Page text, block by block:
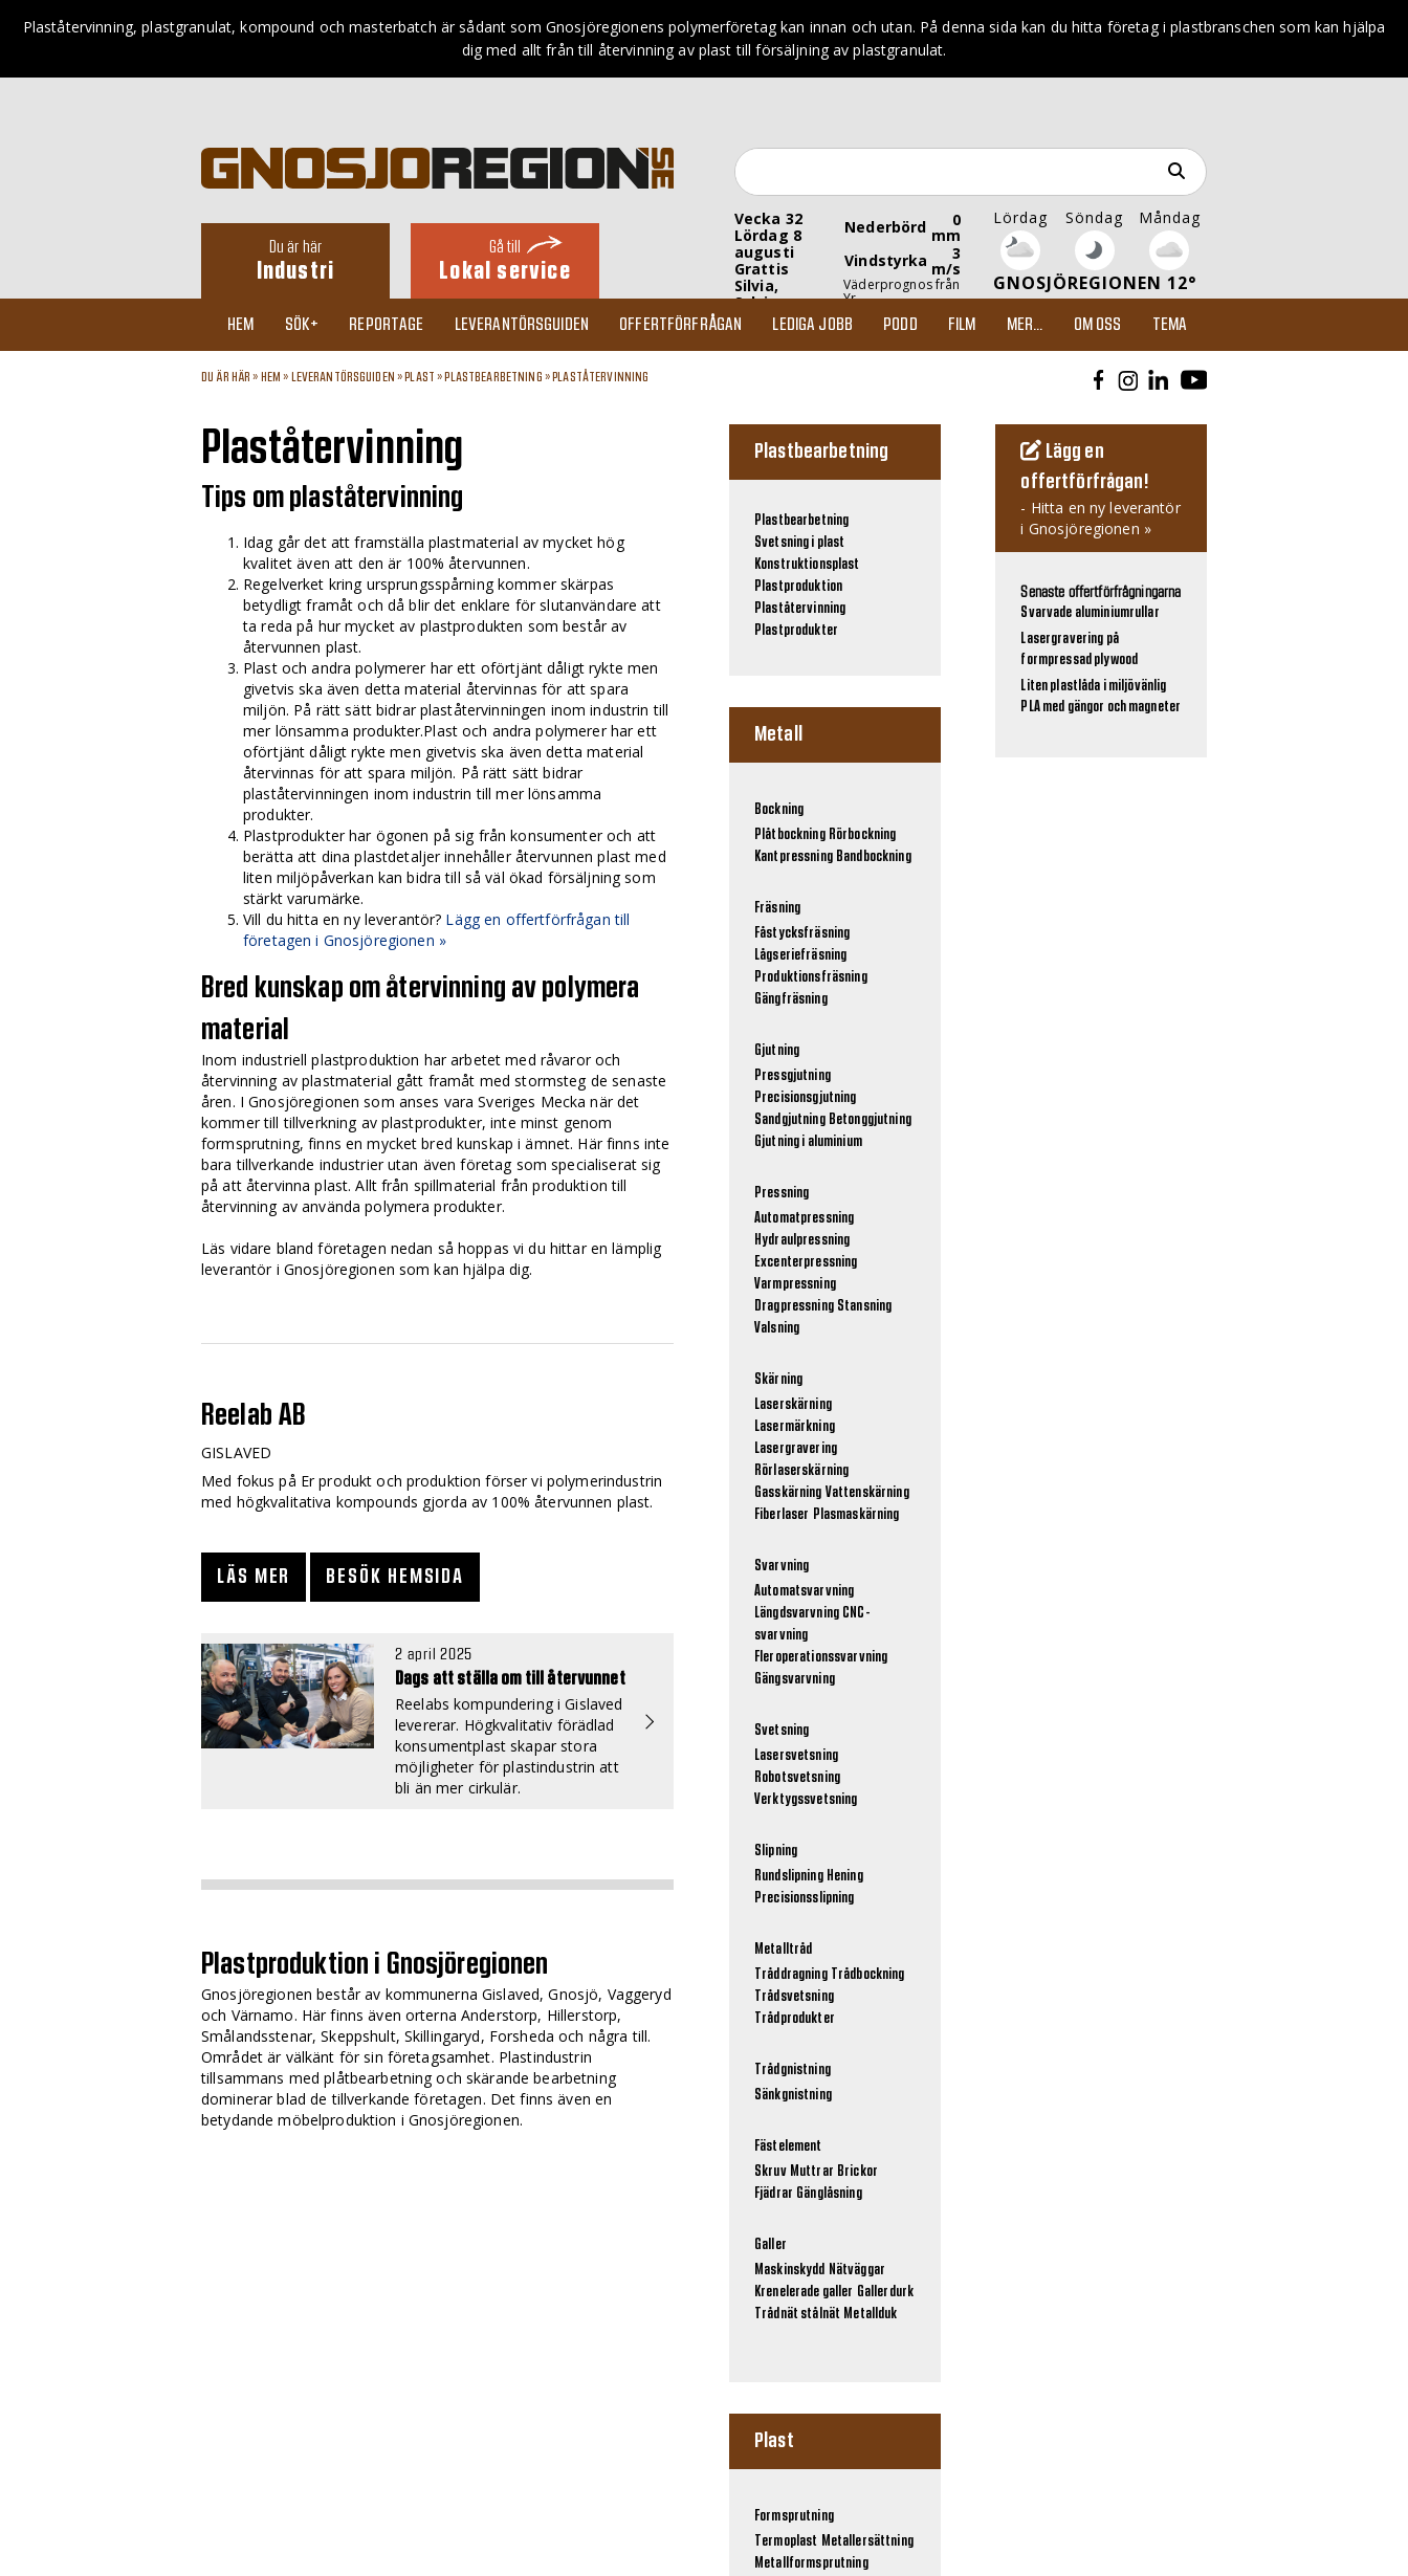
Plaståtervinning, plastgranulat, kompound och masterbatch är sådant som Gnosjöregionens polymerföretag kan innan och utan. På denna sida kan du hitta företag i plastbranschen som kan hjälpa
dig med allt från till återvinning av plast till försäljning av plastgranulat.
Du är här
Industri
Gå till
Lokal service
Vecka 32
Lördag 8
augusti
Grattis
Silvia,
Sylvia
Nederbörd 0
mm
Vindstyrka
3
m/s
Väderprognos från
Yr
Lördag Söndag Måndag
GNOSJÖREGIONEN 12°
HEM SÖK+ REPORTAGE LEVERANTÖRSGUIDEN OFFERTFÖRFRÅGAN LEDIGA JOBB PODD FILM MER... OM OSS TEMA
DU ÄR HÄR » HEM » LEVERANTÖRSGUIDEN » PLAST » PLASTBEARBETNING » PLASTÅTERVINNING
Plaståtervinning
Tips om plaståtervinning
Idag går det att framställa plastmaterial av mycket hög
kvalitet även att den är 100% återvunnen.
Regelverket kring ursprungsspårning kommer skärpas
betydligt framåt och då blir det enklare för slutanvändare att
ta reda på hur mycket av plastprodukten som består av
återvunnen plast.
Plast och andra polymerer har ett oförtjänt dåligt rykte men
givetvis ska även detta material återvinnas för att spara
miljön. På rätt sätt bidrar plaståtervinningen inom industrin till
mer lönsamma produkter.Plast och andra polymerer har ett
oförtjänt dåligt rykte men givetvis ska även detta material
återvinnas för att spara miljön. På rätt sätt bidrar
plaståtervinningen inom industrin till mer lönsamma
produkter.
Plastprodukter har ögonen på sig från konsumenter och att
berätta att dina plastdetaljer innehåller återvunnen plast med
liten miljöpåverkan kan bidra till så väl ökad försäljning som
stärkt varumärke.
Vill du hitta en ny leverantör? Lägg en offertförfrågan till
företagen i Gnosjöregionen »
Bred kunskap om återvinning av polymera
material
Inom industriell plastproduktion har arbetet med råvaror och
återvinning av plastmaterial gått framåt med stormsteg de senaste
åren. I Gnosjöregionen som anses vara Sveriges Mecka när det
kommer till tillverkning av plastprodukter, inte minst genom
formsprutning, finns en mycket bred kunskap i ämnet. Här finns inte
bara tillverkande industrier utan även företag som specialiserat sig
på att återvinna plast. Allt från spillmaterial från produktion till
återvinning av använda polymera produkter.
Läs vidare bland företagen nedan så hoppas vi du hittar en lämplig
leverantör i Gnosjöregionen som kan hjälpa dig.
Reelab AB
GISLAVED
Med fokus på Er produkt och produktion förser vi polymerindustrin
med högkvalitativa kompounds gjorda av 100% återvunnen plast.
LÄS MER BESÖK HEMSIDA
2 april 2025
Dags att ställa om till återvunnet
Reelabs kompundering i Gislaved
levererar. Högkvalitativ förädlad
konsumentplast skapar stora
möjligheter för plastindustrin att
bli än mer cirkulär.
Plastproduktion i Gnosjöregionen
Gnosjöregionen består av kommunerna Gislaved, Gnosjö, Vaggeryd
och Värnamo. Här finns även orterna Anderstorp, Hillerstorp,
Smålandsstenar, Skeppshult, Skillingaryd, Forsheda och några till.
Området är välkänt för sin företagsamhet. Plastindustrin
tillsammans med plåtbearbetning och skärande bearbetning
dominerar blad de tillverkande företagen. Det finns även en
betydande möbelproduktion i Gnosjöregionen.
Plastbearbetning
Plastbearbetning
Svetsning i plast
Konstruktionsplast
Plastproduktion
Plaståtervinning
Plastprodukter
Metall
Bockning
Plåtbockning Rörbockning
Kantpressning Bandbockning
Fräsning
Fåstycksfräsning
Lågseriefräsning
Produktionsfräsning
Gängfräsning
Gjutning
Pressgjutning
Precisionsgjutning
Sandgjutning Betonggjutning
Gjutning i aluminium
Pressning
Automatpressning
Hydraulpressning
Excenterpressning
Varmpressning
Dragpressning Stansning
Valsning
Skärning
Laserskärning
Lasermärkning
Lasergravering
Rörlaserskärning
Gasskärning Vattenskärning
Fiberlaser Plasmaskärning
Svarvning
Automatsvarvning
Längdsvarvning CNC-
svarvning
Fleroperationssvarvning
Gängsvarvning
Svetsning
Lasersvetsning
Robotsvetsning
Verktygssvetsning
Slipning
Rundslipning Hening
Precisionsslipning
Metalltråd
Tråddragning
Trådbockning
Trådsvetsning
Trådprodukter
Trådgnistning
Sänkgnistning
Fästelement
Skruv Muttrar Brickor
Fjädrar Gänglåsning
Galler
Maskinskydd Nätväggar
Krenelerade galler Gallerdurk
Trådnät stålnät Metallduk
Plast
Formsprutning
Termoplast Metallersättning
Metallformsprutning
Lägg en
offertförfrågan!
- Hitta en ny leverantör
i Gnosjöregionen »
Senaste offertförfrågningarna
Svarvade aluminiumrullar
Lasergravering på
formpressad plywood
Liten plastlåda i miljövänlig
PLA med gängor och magneter